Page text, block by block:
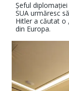
Șeful
SUA urmăresc
Hitler a căutat o
din Europa.